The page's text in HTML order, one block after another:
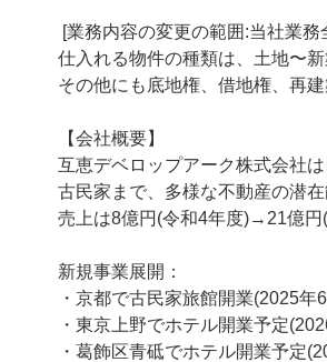
仕入れる物件の種類は、土地〜
その他にも底地権、借地権、再
【会社概要】
互恵デベロップアーク株式会社
古民家まで、多様な不動産の潜
売上は8億円(令和4年度)→21億
新規事業展開：
・京都で古民家旅館開業(2025年
・東京上野でホテル開業予定
・葛飾区青砥でホテル開業予定